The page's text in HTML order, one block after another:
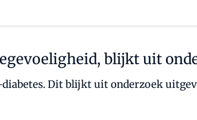
blijkt uit
Dit blijkt uit onderzoek